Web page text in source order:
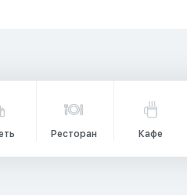
Ресторан Кафе